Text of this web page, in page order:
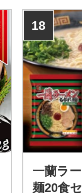
18
一蘭ラ
麺20食